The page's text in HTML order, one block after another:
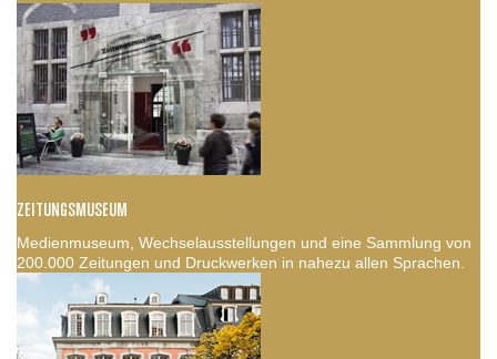
ZEITUNGSMUSEUM
Medienmuseum, Wechselausstellungen und eine Sammlung von
200.000 Zeitungen und Druckwerken in nahezu allen Sprachen.